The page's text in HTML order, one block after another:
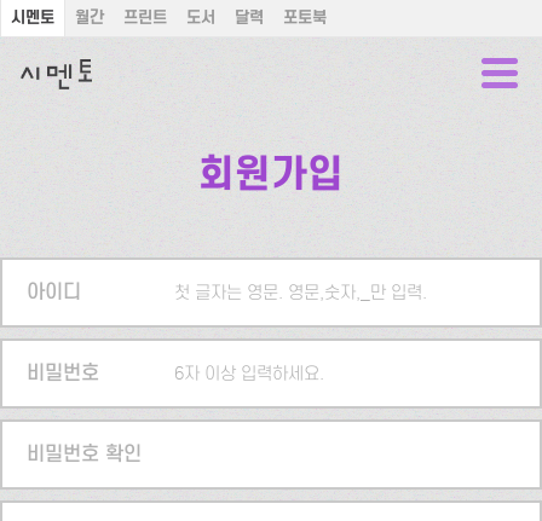
시멘토 월간 프린트 도서 달력 포토북
회원가입
아이디 첫 글자는 영문. 영문,숫자,_만 입력.
비밀번호 6자 이상 입력하세요.
비밀번호 확인